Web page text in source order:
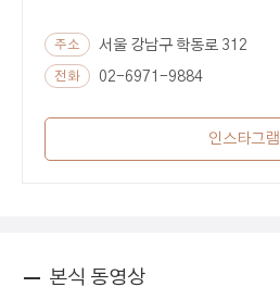
주소 서울 강남구 학동로 312
전화 02-6971-9884
인스타그램
본식 동영상